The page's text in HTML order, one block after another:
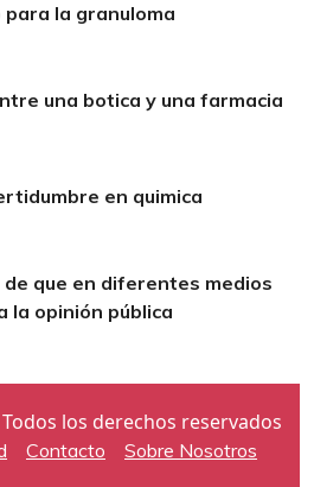
la granuloma
una botica y una farmacia
en quimica
que en diferentes medios
la opinión pública
los derechos reservados
Contacto Sobre Nosotros